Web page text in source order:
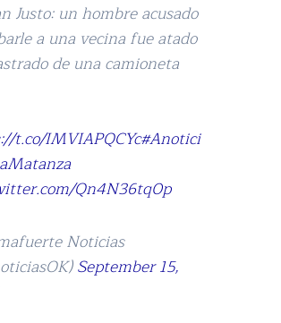
Justo: un hombre acusado
a una vecina fue atado
de una camioneta
t.co/IMVIAPQCYc#Anotici
Qn4N36tq0p
Noticias
September 15,